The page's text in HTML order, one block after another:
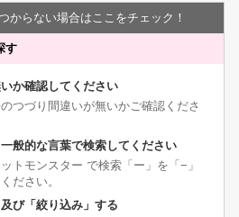
からない場合はここをチェック！
す
か確認してください
つづり間違いが無いかご確認くださ
般的な言葉で検索してください
モンスター で検索「ー」を「−」
ださい。
び「絞り込み」する